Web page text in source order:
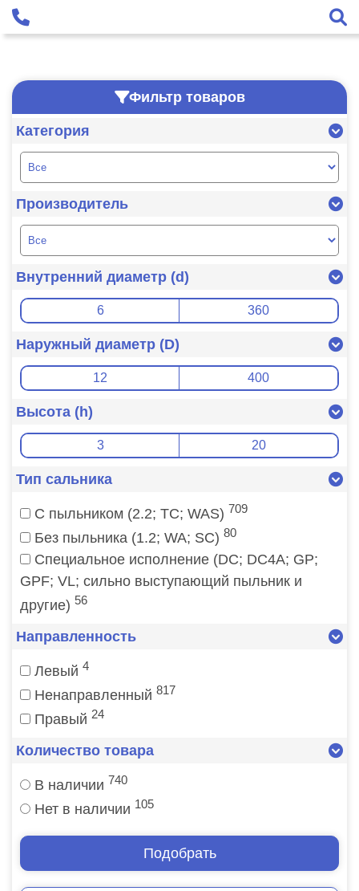
Фильтр товаров
Категория
Производитель
Внутренний диаметр (d)
Наружный диаметр (D)
Высота (h)
Тип сальника
C пыльником (2.2; ТС; WAS) 709
Без пыльника (1.2; WA; SC) 80
Специальное исполнение (DC; DC4A; GP;
GPF; VL; сильно выступающий пыльник и
другие) 56
Направленность
Левый 4
Ненаправленный 817
Правый 24
Количество товара
В наличии 740
Нет в наличии 105
Подобрать